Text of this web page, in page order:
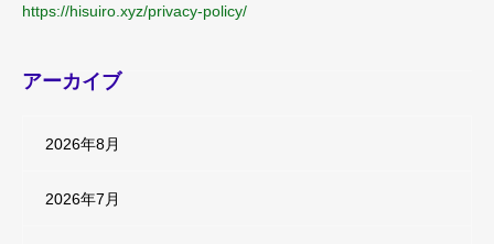
https://hisuiro.xyz/privacy-policy/
アーカイブ
2026年8月
2026年7月